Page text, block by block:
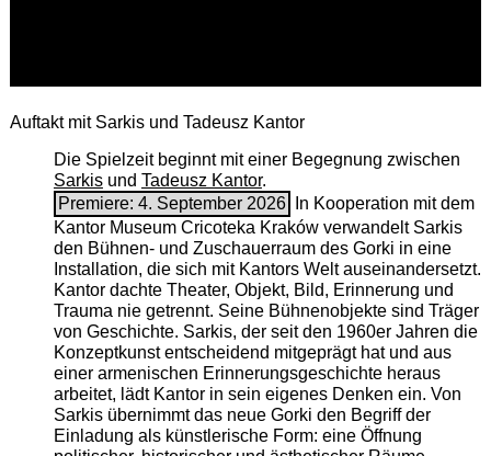
Auftakt mit Sarkis und Tadeusz Kantor
Die Spielzeit beginnt mit einer Begegnung zwischen
Sarkisund Tadeusz Kantor.
Premiere: 4. September 2026
In Kooperation mit dem
Kantor Museum Cricoteka Kraków verwandelt Sarkis
den Bühnen- und Zuschauerraum des Gorki in eine
Installation, die sich mit Kantors Welt auseinandersetzt.
Kantor dachte Theater, Objekt, Bild, Erinnerung und
Trauma nie getrennt. Seine Bühnenobjekte sind Träger
von Geschichte. Sarkis, der seit den 1960er Jahren die
Konzeptkunst entscheidend mitgeprägt hat und aus
einer armenischen ­Erinnerungsgeschichte heraus
arbeitet, lädt Kantor in sein eigenes Denken ein. Von
Sarkis übernimmt das neue Gorki den Begriff der
Einladung als künstlerische Form: eine Öffnung